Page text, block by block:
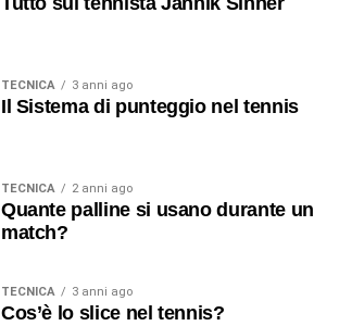
TECNICA 3 anni ago
Il Sistema di punteggio nel tennis
TECNICA 2 anni ago
Quante palline si usano durante un
match?
TECNICA 3 anni ago
Cos’è lo slice nel tennis?